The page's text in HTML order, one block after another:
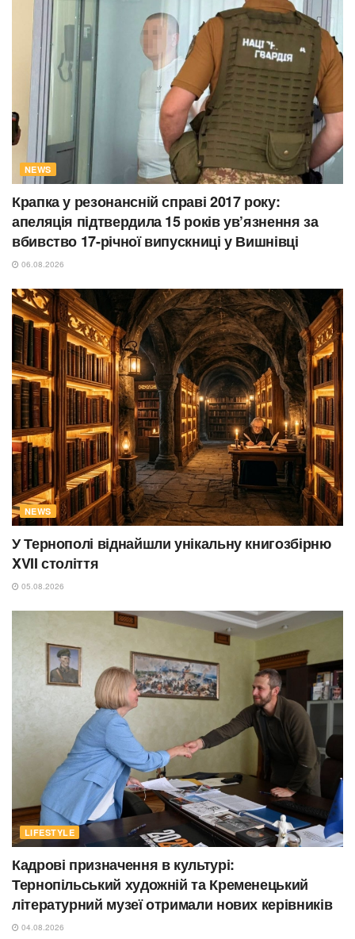
NEWS
Крапка у резонансній справі 2017 року:
апеляція підтвердила 15 років ув’язнення за
вбивство 17-річної випускниці у Вишнівці
06.08.2026
NEWS
У Тернополі віднайшли унікальну книгозбірню
XVII століття
05.08.2026
LIFESTYLE
Кадрові призначення в культурі:
Тернопільський художній та Кременецький
літературний музеї отримали нових керівників
04.08.2026